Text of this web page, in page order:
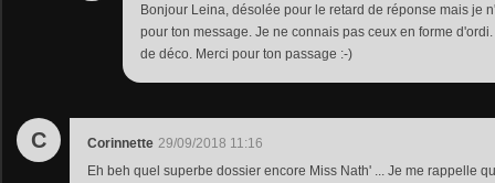
Bonjour Leina, désolée pour le retard de réponse mais je
pour ton message. Je ne connais pas ceux en forme
de déco. Merci pour ton passage :-)
C Corinnette 29/09/2018 11:16
Eh beh quel superbe dossier encore Miss Nath' ... Je me rappelle